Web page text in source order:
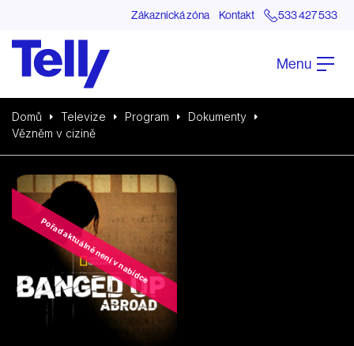
Zákaznická zóna Kontakt 533 427 533
Menu
Domů Televize Program
Dokumenty
Vězněm v cizině
Pořad aktuálně není v nabídce